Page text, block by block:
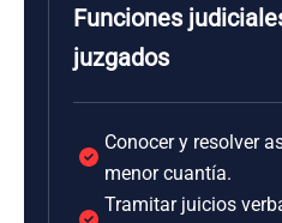
Funciones
juzgados
Conocer y resolver
menor cuantía.
Tramitar juicios